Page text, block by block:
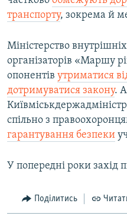
транспорту, зокрема й
Міністерство
організаторів «Маршу
опонентів утриматися
дотримуватися закону.
спільно з
гарантування безпеки
У попередні роки захід
Поділитись